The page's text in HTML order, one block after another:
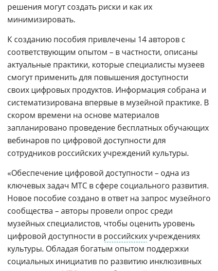
решения могут создать риски и как их
минимизировать.
К созданию пособия привлечены 14 авторов с
соответствующим опытом – в частности, описаны
актуальные практики, которые специалисты музеев
смогут применить для повышения доступности
своих цифровых продуктов. Информация собрана и
систематизирована впервые в музейной практике. В
скором времени на основе материалов
запланировано проведение бесплатных обучающих
вебинаров по цифровой доступности для
сотрудников российских учреждений культуры.
«Обеспечение цифровой доступности – одна из
ключевых задач МТС в сфере социального развития.
Новое пособие создано в ответ на запрос музейного
сообщества – авторы провели опрос среди
музейных специалистов, чтобы оценить уровень
цифровой доступности в российскихучреждениях
культуры. Обладая богатым опытом поддержки
социальных инициатив по развитию инклюзивных